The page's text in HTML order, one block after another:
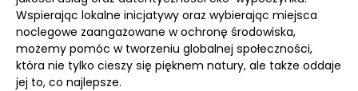
Wspierając lokalne inicjatywy oraz wybierając miejsca
noclegowe zaangażowane w ochronę środowiska,
możemy pomóc w tworzeniu globalnej społeczności,
która nie tylko cieszy się pięknem natury, ale także oddaje
jej to, co najlepsze.